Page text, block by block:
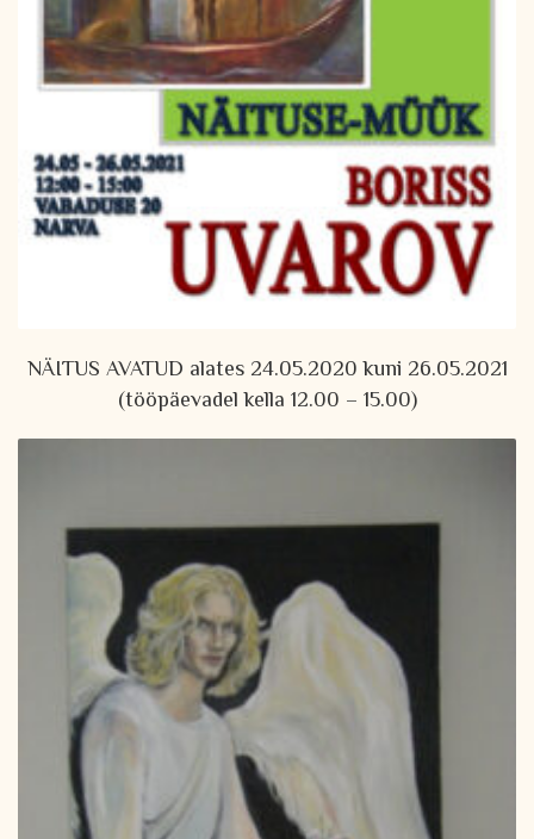
NÄITUS AVATUD alates 24.05.2020 kuni 26.05.2021
(tööpäevadel kella 12.00 – 15.00)